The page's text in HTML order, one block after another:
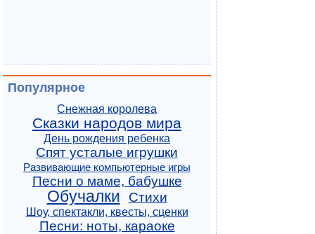
Популярное
Снежная королева
Сказки народов мира
День рождения ребенка
Спят усталые игрушки
Развивающие компьютерные игры
Песни о маме, бабушке
Обучалки Стихи
Шоу, спектакли, квесты, сценки
Песни: ноты, караоке